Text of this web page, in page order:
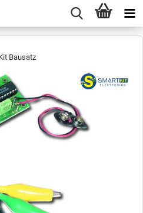
Bausatz